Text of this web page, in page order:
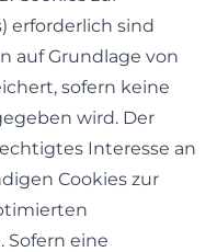
erforderlich sind
auf Grundlage von
sofern keine
wird. Der
Interesse an
Cookies zur
Sofern eine